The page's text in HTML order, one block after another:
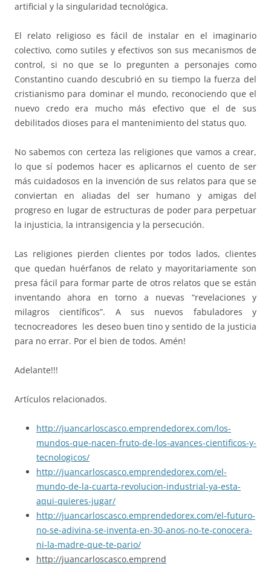
artificial y la singularidad tecnológica.
El relato religioso es fácil de instalar en el imaginario
colectivo, como sutiles y efectivos son sus mecanismos de
control, si no que se lo pregunten a personajes como
Constantino cuando descubrió en su tiempo la fuerza del
cristianismo para dominar el mundo, reconociendo que el
nuevo credo era mucho más efectivo que el de sus
debilitados dioses para el mantenimiento del status quo.
No sabemos con certeza las religiones que vamos a crear,
lo que sí podemos hacer es aplicarnos el cuento de ser
más cuidadosos en la invención de sus relatos para que se
conviertan en aliadas del ser humano y amigas del
progreso en lugar de estructuras de poder para perpetuar
la injusticia, la intransigencia y la persecución.
Las religiones pierden clientes por todos lados, clientes
que quedan huérfanos de relato y mayoritariamente son
presa fácil para formar parte de otros relatos que se están
inventando ahora en torno a nuevas “revelaciones y
milagros científicos”. A sus nuevos fabuladores y
tecnocreadores les deseo buen tino y sentido de la justicia
para no errar. Por el bien de todos. Amén!
Adelante!!!
Artículos relacionados.
http://juancarloscasco.emprendedorex.com/los-
mundos-que-nacen-fruto-de-los-avances-cientificos-y-
tecnologicos/
http://juancarloscasco.emprendedorex.com/el-
mundo-de-la-cuarta-revolucion-industrial-ya-esta-
aqui-quieres-jugar/
http://juancarloscasco.emprendedorex.com/el-futuro-
no-se-adivina-se-inventa-en-30-anos-no-te-conocera-
ni-la-madre-que-te-pario/
http://juancarloscasco.emprend